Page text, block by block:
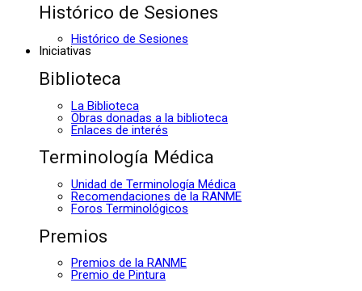
Histórico de Sesiones
Histórico de Sesiones
Iniciativas
Biblioteca
La Biblioteca
Obras donadas a la biblioteca
Enlaces de interés
Terminología Médica
Unidad de Terminología Médica
Recomendaciones de la RANME
Foros Terminológicos
Premios
Premios de la RANME
Premio de Pintura